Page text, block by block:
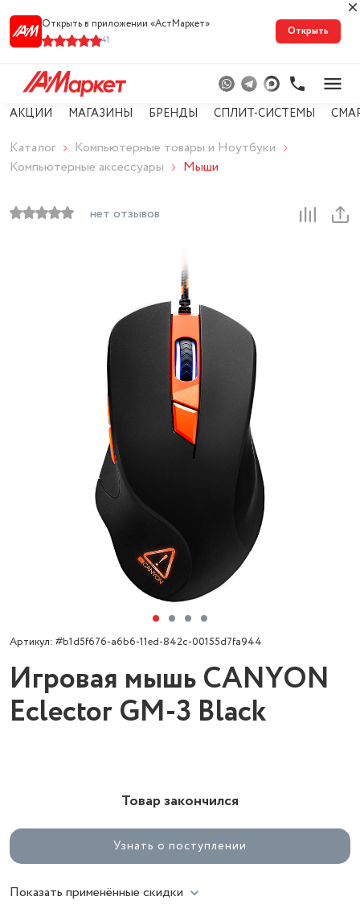
Открыть в приложении «АстМарке‪т‬»
41
Открыть
АКЦИИ МАГАЗИНЫ БРЕНДЫ СПЛИТ-СИСТЕМЫ
Каталог
Компьютерные товары и Ноутбуки
Компьютерные аксессуары
Мыши
нет отзывов
Артикул: #b1d5f676-a6b6-11ed-842c-00155d7fa944
Игровая мышь CANYON
Eclector GM-3 Black
Товар закончился
Узнать о поступлении
Показать применённые скидки